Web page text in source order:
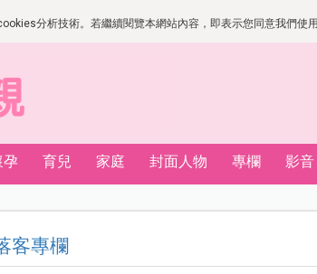
分析技術。若繼續閱覽本網站內容，即表示您同意我們
孕 育兒 家庭 封面人物 專欄 影音
客專欄